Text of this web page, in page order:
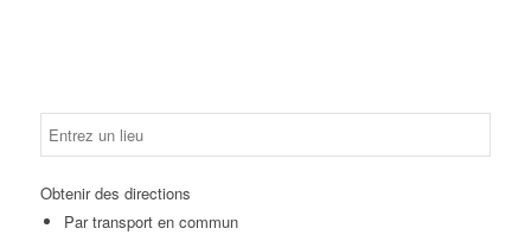
Obtenir des directions
Par transport en commun